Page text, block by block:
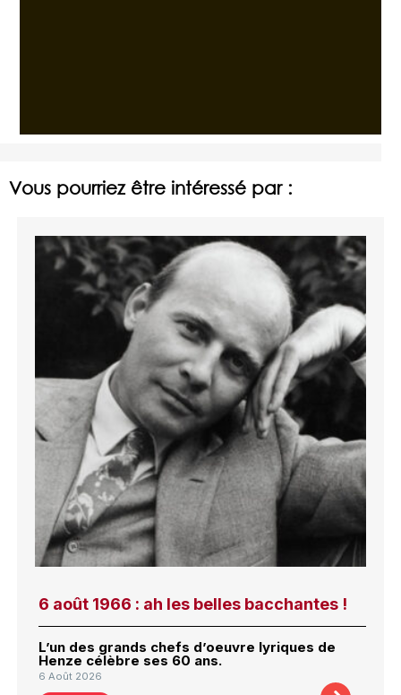
Vous pourriez être intéressé par :
6 août 1966 : ah les belles bacchantes !
L’un des grands chefs d’oeuvre lyriques de
Henze célèbre ses 60 ans.
6 Août 2026